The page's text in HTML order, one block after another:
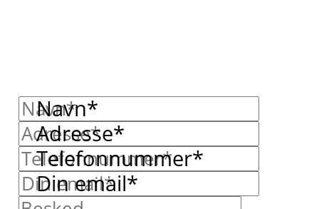
Navn*
Adresse*
Telefonnummer*
Din email*